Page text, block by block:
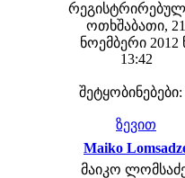
ოთხშაბათი, 21
ნოემბერი 2012
13:42
შეტყობინებები:
ზევით
Maiko
მაიკო